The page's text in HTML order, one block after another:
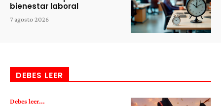
bienestar laboral
7 agosto 2026
DEBES LEER
Debes leer...